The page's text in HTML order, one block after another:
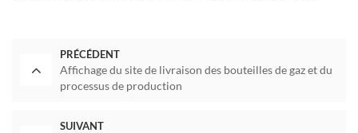
PRÉCÉDENT
Affichage du site de livraison des bouteilles de gaz et du
processus de production
SUIVANT